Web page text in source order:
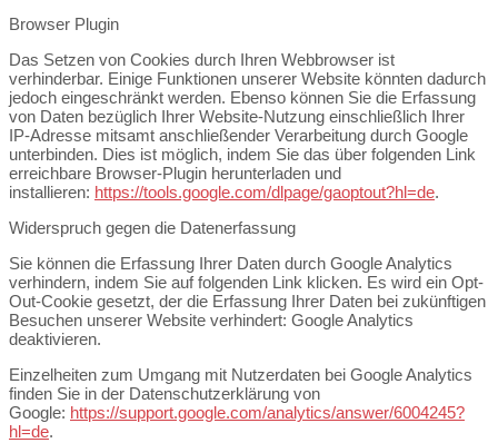
Browser Plugin
Das Setzen von Cookies durch Ihren Webbrowser ist
verhinderbar. Einige Funktionen unserer Website könnten dadurch
jedoch eingeschränkt werden. Ebenso können Sie die Erfassung
von Daten bezüglich Ihrer Website-Nutzung einschließlich Ihrer
IP-Adresse mitsamt anschließender Verarbeitung durch Google
unterbinden. Dies ist möglich, indem Sie das über folgenden Link
erreichbare Browser-Plugin herunterladen und
installieren: https://tools.google.com/dlpage/gaoptout?hl=de.
Widerspruch gegen die Datenerfassung
Sie können die Erfassung Ihrer Daten durch Google Analytics
verhindern, indem Sie auf folgenden Link klicken. Es wird ein Opt-
Out-Cookie gesetzt, der die Erfassung Ihrer Daten bei zukünftigen
Besuchen unserer Website verhindert: Google Analytics
deaktivieren.
Einzelheiten zum Umgang mit Nutzerdaten bei Google Analytics
finden Sie in der Datenschutzerklärung von
Google: https://support.google.com/analytics/answer/6004245?
hl=de.